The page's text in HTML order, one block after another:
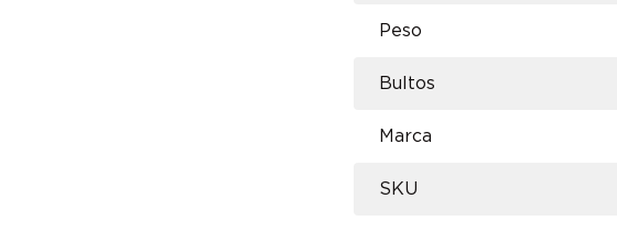
Peso
Bultos
Marca
SKU